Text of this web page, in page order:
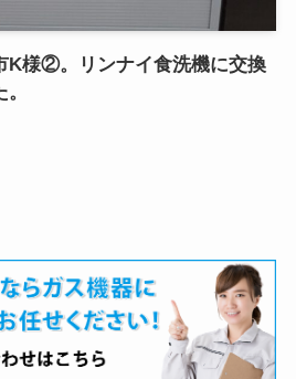
K様②。リンナイ食洗機に交換